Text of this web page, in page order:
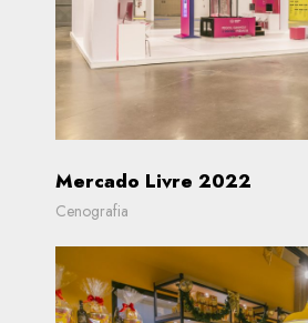
Mercado Livre 2022
Cenografia